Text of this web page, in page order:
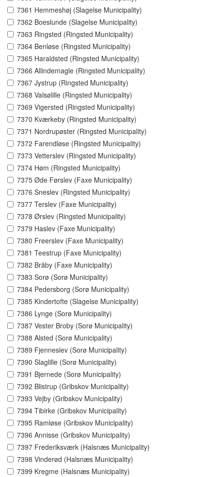
7361 Hemmeshøj (Slagelse Municipality)
7362 Boeslunde (Slagelse Municipality)
7363 Ringsted (Ringsted Municipality)
7364 Benløse (Ringsted Municipality)
7365 Haraldsted (Ringsted Municipality)
7366 Allindemagle (Ringsted Municipality)
7367 Jystrup (Ringsted Municipality)
7368 Valsølille (Ringsted Municipality)
7369 Vigersted (Ringsted Municipality)
7370 Kværkeby (Ringsted Municipality)
7371 Nordrupøster (Ringsted Municipality)
7372 Farendløse (Ringsted Municipality)
7373 Vetterslev (Ringsted Municipality)
7374 Høm (Ringsted Municipality)
7375 Øde Førslev (Faxe Municipality)
7376 Sneslev (Ringsted Municipality)
7377 Terslev (Faxe Municipality)
7378 Ørslev (Ringsted Municipality)
7379 Haslev (Faxe Municipality)
7380 Freerslev (Faxe Municipality)
7381 Teestrup (Faxe Municipality)
7382 Bråby (Faxe Municipality)
7383 Sorø (Sorø Municipality)
7384 Pedersborg (Sorø Municipality)
7385 Kindertofte (Slagelse Municipality)
7386 Lynge (Sorø Municipality)
7387 Vester Broby (Sorø Municipality)
7388 Alsted (Sorø Municipality)
7389 Fjenneslev (Sorø Municipality)
7390 Slaglille (Sorø Municipality)
7391 Bjernede (Sorø Municipality)
7392 Blistrup (Gribskov Municipality)
7393 Vejby (Gribskov Municipality)
7394 Tibirke (Gribskov Municipality)
7395 Ramløse (Gribskov Municipality)
7396 Annisse (Gribskov Municipality)
7397 Frederiksværk (Halsnæs Municipality)
7398 Vinderød (Halsnæs Municipality)
7399 Kregme (Halsnæs Municipality)